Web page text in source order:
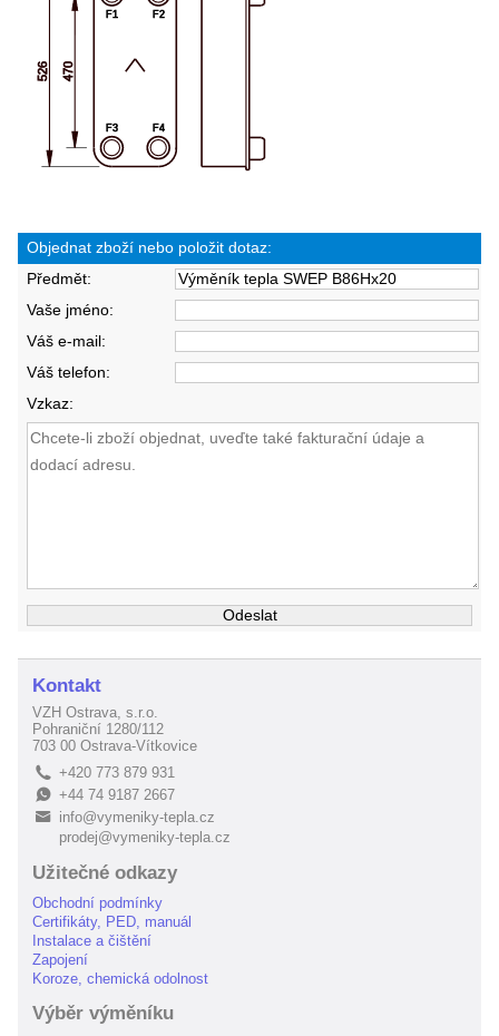
Objednat zboží nebo položit dotaz:
Předmět:
Vaše jméno:
Váš e-mail:
Váš telefon:
Vzkaz:
Kontakt
VZH Ostrava, s.r.o.
Pohraniční 1280/112
703 00 Ostrava-Vítkovice
L +420 773 879 931
E+44 74 9187 2667
B
info@vymeniky-tepla.cz
prodej@vymeniky-tepla.cz
Užitečné odkazy
Obchodní podmínky
Certifikáty, PED, manuál
Instalace a čištění
Zapojení
Koroze, chemická odolnost
Výběr výměníku